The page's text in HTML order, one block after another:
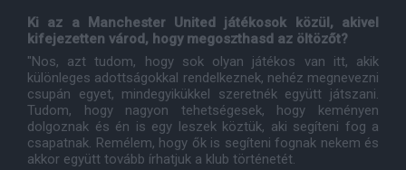
Ki az a Manchester United játékosok közül, akivel
kifejezetten várod, hogy megoszthasd az öltözőt?
"Nos, azt tudom, hogy sok olyan játékos van itt, akik
különleges adottságokkal rendelkeznek, nehéz megnevezni
csupán egyet, mindegyikükkel szeretnék együtt játszani.
Tudom, hogy nagyon tehetségesek, hogy keményen
dolgoznak és én is egy leszek köztük, aki segíteni fog a
csapatnak. Remélem, hogy ők is segíteni fognak nekem és
akkor együtt tovább írhatjuk a klub történetét.